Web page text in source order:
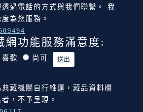
過電話的方式與我們聯繫。 我
為您服務。
網功能服務滿意度:
喜歡 尚可
藏機關自行維運，藏品資料欄
，不予呈現。